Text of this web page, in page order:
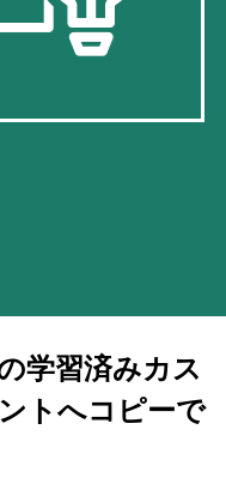
学習済みカス
トへコピーで